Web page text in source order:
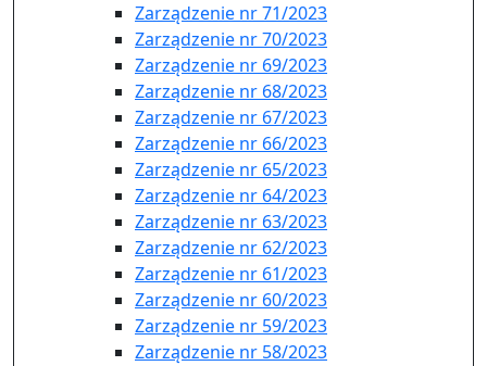
Zarządzenie nr 71/2023
Zarządzenie nr 70/2023
Zarządzenie nr 69/2023
Zarządzenie nr 68/2023
Zarządzenie nr 67/2023
Zarządzenie nr 66/2023
Zarządzenie nr 65/2023
Zarządzenie nr 64/2023
Zarządzenie nr 63/2023
Zarządzenie nr 62/2023
Zarządzenie nr 61/2023
Zarządzenie nr 60/2023
Zarządzenie nr 59/2023
Zarządzenie nr 58/2023